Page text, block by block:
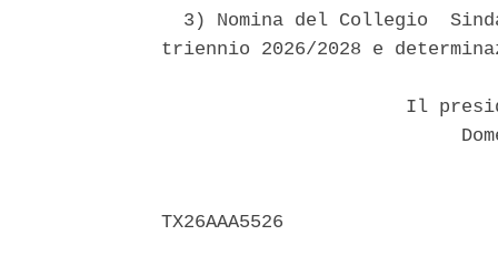
3) Nomina del Collegio
triennio 2026/2028 e
Il